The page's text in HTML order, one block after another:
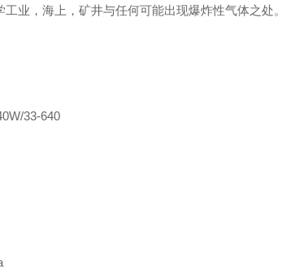
工业，海上，矿井与任何可能出现爆炸性气体之处。
33-640